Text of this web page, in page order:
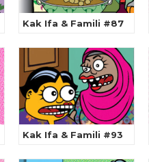
Kak Ifa & Famili #87
Kak Ifa & Famili #93